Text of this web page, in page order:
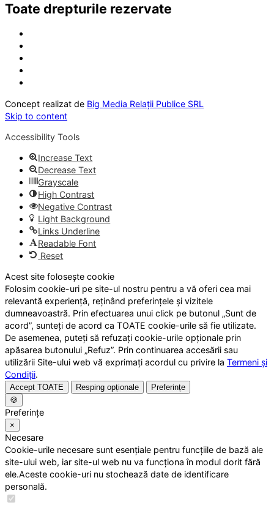
Toate drepturile rezervate
Concept realizat de Big Media Relații Publice SRL
Skip to content
Accessibility Tools
Increase Text
Decrease Text
Grayscale
High Contrast
Negative Contrast
Light Background
Links Underline
Readable Font
Reset
Acest site folosește cookie
Folosim cookie-uri pe site-ul nostru pentru a vă oferi cea mai
relevantă experiență, reținând preferințele și vizitele
dumneavoastră. Prin efectuarea unui click pe butonul „Sunt de
acord”, sunteți de acord ca TOATE cookie-urile să fie utilizate.
De asemenea, puteți să refuzați cookie-urile opționale prin
apăsarea butonului „Refuz”. Prin continuarea accesării sau
utilizării Site-ului web vă exprimați acordul cu privire la Termeni și
Condiții.
Accept TOATE Resping opționale
Preferințe
🍪
Preferințe
×
Necesare
Cookie-urile necesare sunt esențiale pentru funcțiile de bază ale
site-ului web, iar site-ul web nu va funcționa în modul dorit fără
ele.Aceste cookie-uri nu stochează date de identificare
personală.